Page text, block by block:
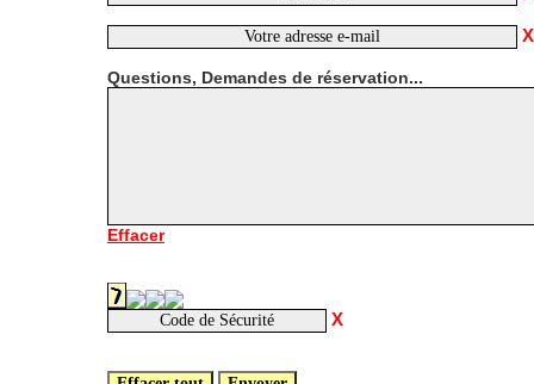
X
Questions, Demandes de réservation...
Effacer
X